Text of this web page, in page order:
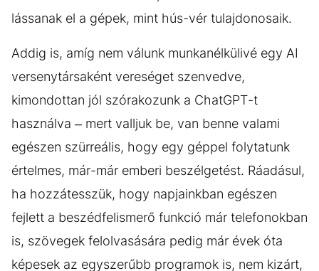
lássanak el a gépek, mint hús-vér tulajdonosaik.
Addig is, amíg nem válunk munkanélkülivé egy AI
versenytársaként vereséget szenvedve,
kimondottan jól szórakozunk a ChatGPT-t
használva – mert valljuk be, van benne valami
egészen szürreális, hogy egy géppel folytatunk
értelmes, már-már emberi beszélgetést. Ráadásul,
ha hozzátesszük, hogy napjainkban egészen
fejlett a beszédfelismerő funkció már telefonokban
is, szövegek felolvasására pedig már évek óta
képesek az egyszerűbb programok is, nem kizárt,